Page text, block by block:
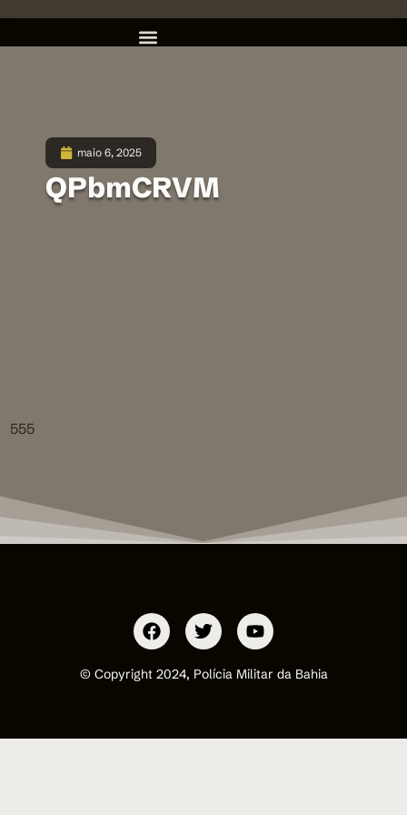
maio 6, 2025
QPbmCRVM
555
© Copyright 2024, Polícia Militar da Bahia